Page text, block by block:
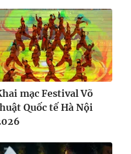
nếu không có sự chấp
VTV.vn khi phát hành lại
mạc Festival Võ
Quốc tế Hà Nội